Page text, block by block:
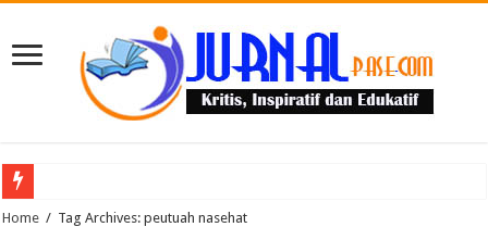
Puluhan Guru Berkumpul di TPN XIII Aceh Utara, Kacabdin Tekankan Cetak
Home / Tag Archives: peutuah nasehat